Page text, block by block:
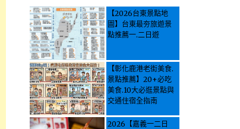
【2026台東景點地
圖】台東最夯旅遊景
點推薦一.二日遊
【彰化鹿港老街美食.
景點推薦】20+必吃
美食.10大必逛景點與
交通住宿全指南
2026【嘉義一二日